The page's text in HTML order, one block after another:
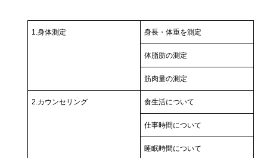
1.身体測定 身長・体重を測定
体脂肪の測定
筋肉量の測定
2.カウンセリング 食生活について
仕事時間について
睡眠時間について